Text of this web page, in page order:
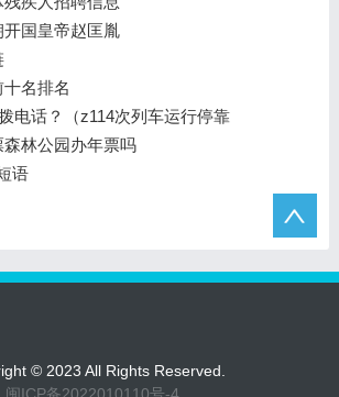
国皇帝赵匡胤
名排名
电话？（z114次列车运行停靠
林公园办年票吗
语
© 2023 All Rights Reserved.